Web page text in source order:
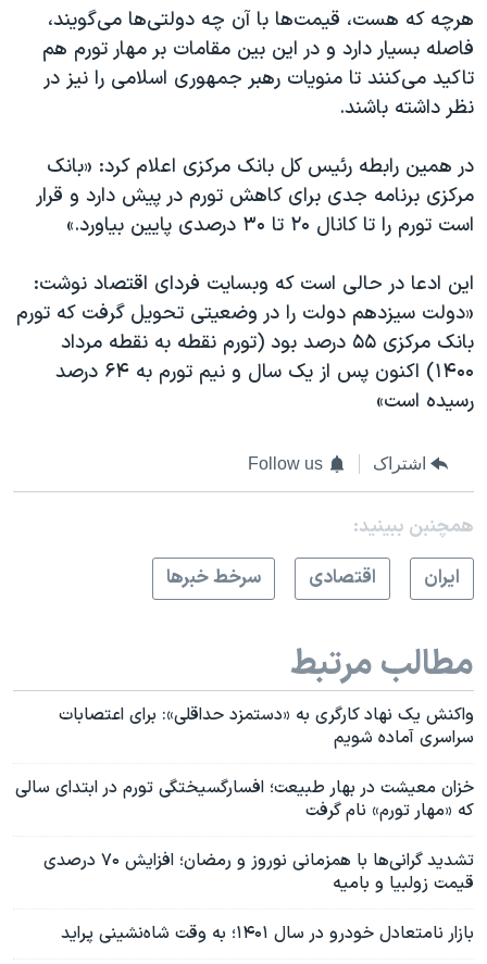
هرچه که هست، قیمت‌ها با آن چه دولتی‌ها می‌گویند،
فاصله بسیار دارد و در این بین مقامات بر مهار تورم هم
تاکید می‌کنند تا منویات رهبر جمهوری اسلامی را نیز در
نظر داشته باشند.
در همین رابطه رئیس کل بانک مرکزی اعلام کرد: «بانک
مرکزی برنامه جدی برای کاهش تورم در پیش دارد و قرار
است تورم را تا کانال ۲۰ تا ۳۰ درصدی پایین بیاورد.»
این ادعا در حالی است که وبسایت فردای اقتصاد نوشت:
«دولت سیزدهم دولت را در وضعیتی تحویل گرفت که تورم
بانک مرکزی ۵۵ درصد بود (تورم نقطه به نقطه مرداد
۱۴۰۰) اکنون پس از یک سال و نیم تورم به ۶۴ درصد
رسیده است»
اشتراک Follow us
همچنبن ببینید:
ايران
اقتصادی سرخط خبرها
مطالب مرتبط
واکنش یک نهاد کارگری به «دستمزد حداقلی»: برای اعتصابات
سراسری آماده شویم
خزان معیشت در بهار طبیعت؛ افسارگسیختگی تورم در ابتدای سالی
که «مهار تورم» نام گرفت
تشدید گرانی‌ها با همزمانی نوروز و رمضان؛ افزایش ۷۰ درصدی
قیمت زولبیا و بامیه
بازار نامتعادل خودرو در سال ۱۴۰۱؛ به وقت شاه‌نشینی پراید